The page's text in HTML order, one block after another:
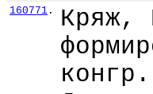
160771 .
Кряж,